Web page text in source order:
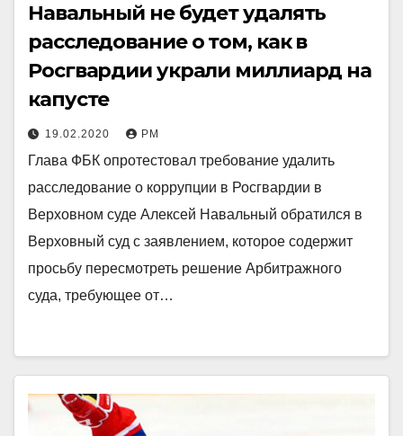
Навальный не будет удалять
расследование о том, как в
Росгвардии украли миллиард на
капусте
19.02.2020 РМ
Глава ФБК опротестовал требование удалить
расследование о коррупции в Росгвардии в
Верховном суде Алексей Навальный обратился в
Верховный суд с заявлением, которое содержит
просьбу пересмотреть решение Арбитражного
суда, требующее от…